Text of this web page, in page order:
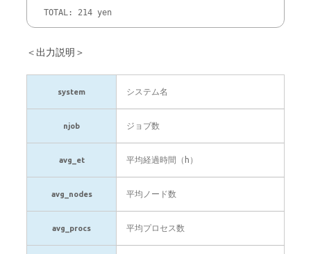
TOTAL: 214 yen
＜出力説明＞
system システム名
njob ジョブ数
avg_et 平均経過時間（h）
avg_nodes 平均ノード数
avg_procs 平均プロセス数